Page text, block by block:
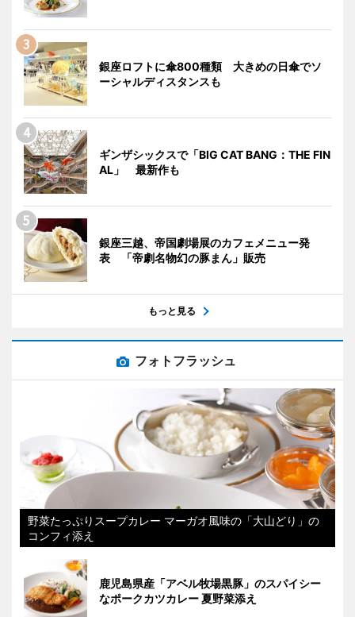
銀座ロフトに傘800種類 大きめの日傘でソ
ーシャルディスタンスも
ギンザシックスで「BIG CAT BANG：THE FIN
AL」 最新作も
銀座三越、帝国劇場展のカフェメニュー発
表 「帝劇名物幻の豚まん」販売
もっと見る
フォトフラッシュ
野菜たっぷりスープカレー マーガオ風味の「大山どり」の
コンフィ添え
鹿児島県産「アベル牧場黒豚」のスパイシー
なポークカツカレー 夏野菜添え